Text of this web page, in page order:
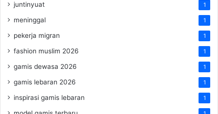
juntinyuat 1
meninggal 1
pekerja migran 1
fashion muslim 2026 1
gamis dewasa 2026 1
gamis lebaran 2026 1
inspirasi gamis lebaran 1